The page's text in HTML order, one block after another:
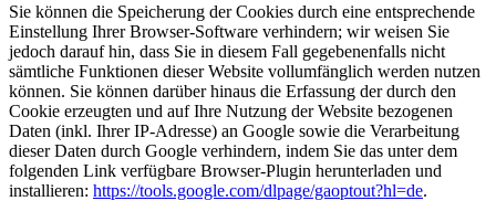
Sie können die Speicherung der Cookies durch eine entsprechende
Einstellung Ihrer Browser-Software verhindern; wir weisen Sie
jedoch darauf hin, dass Sie in diesem Fall gegebenenfalls nicht
sämtliche Funktionen dieser Website vollumfänglich werden nutzen
können. Sie können darüber hinaus die Erfassung der durch den
Cookie erzeugten und auf Ihre Nutzung der Website bezogenen
Daten (inkl. Ihrer IP-Adresse) an Google sowie die Verarbeitung
dieser Daten durch Google verhindern, indem Sie das unter dem
folgenden Link verfügbare Browser-Plugin herunterladen und
installieren: https://tools.google.com/dlpage/gaoptout?hl=de.